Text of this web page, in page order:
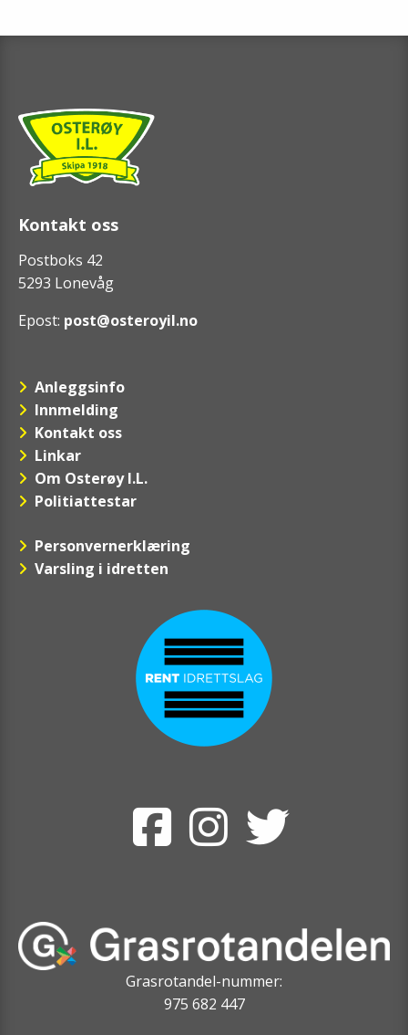
Kontakt oss
Postboks 42
5293 Lonevåg
Epost: post@osteroyil.no
Anleggsinfo
Innmelding
Kontakt oss
Linkar
Om Osterøy I.L.
Politiattestar
Personvernerklæring
Varsling i idretten
Grasrotandel-nummer:
975 682 447